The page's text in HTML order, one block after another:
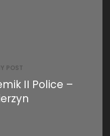
POST
II Police –